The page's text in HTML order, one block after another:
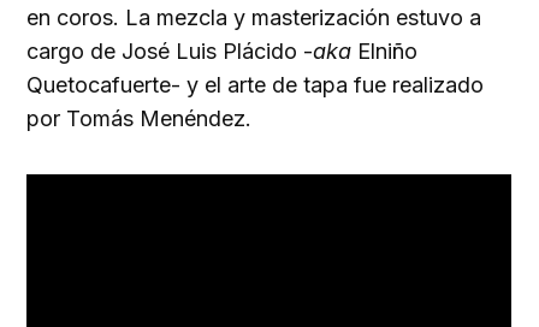
en coros. La mezcla y masterización estuvo a
cargo de José Luis Plácido -aka Elniño
Quetocafuerte- y el arte de tapa fue realizado
por Tomás Menéndez.